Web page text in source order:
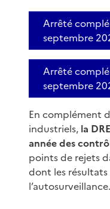
Arrêté
septembre
Arrêté
septembre
En complément
industriels, la
année des
points de rejets
dont les
l’autosurveillance.